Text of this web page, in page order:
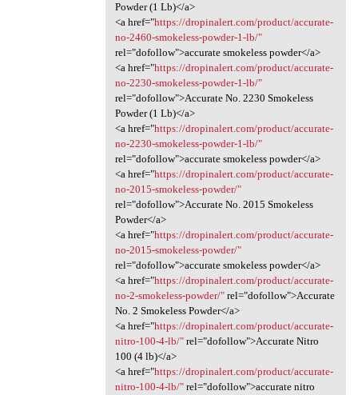
Powder (1 Lb)</a>
<a href="https://dropinalert.com/product/accurate-
no-2460-smokeless-powder-1-lb/"
rel="dofollow">accurate smokeless powder</a>
<a href="https://dropinalert.com/product/accurate-
no-2230-smokeless-powder-1-lb/"
rel="dofollow">Accurate No. 2230 Smokeless
Powder (1 Lb)</a>
<a href="https://dropinalert.com/product/accurate-
no-2230-smokeless-powder-1-lb/"
rel="dofollow">accurate smokeless powder</a>
<a href="https://dropinalert.com/product/accurate-
no-2015-smokeless-powder/"
rel="dofollow">Accurate No. 2015 Smokeless
Powder</a>
<a href="https://dropinalert.com/product/accurate-
no-2015-smokeless-powder/"
rel="dofollow">accurate smokeless powder</a>
<a href="https://dropinalert.com/product/accurate-
no-2-smokeless-powder/"rel="dofollow">Accurate
No. 2 Smokeless Powder</a>
<a href="https://dropinalert.com/product/accurate-
nitro-100-4-lb/"rel="dofollow">Accurate Nitro
100 (4 lb)</a>
<a href="https://dropinalert.com/product/accurate-
nitro-100-4-lb/"rel="dofollow">accurate nitro